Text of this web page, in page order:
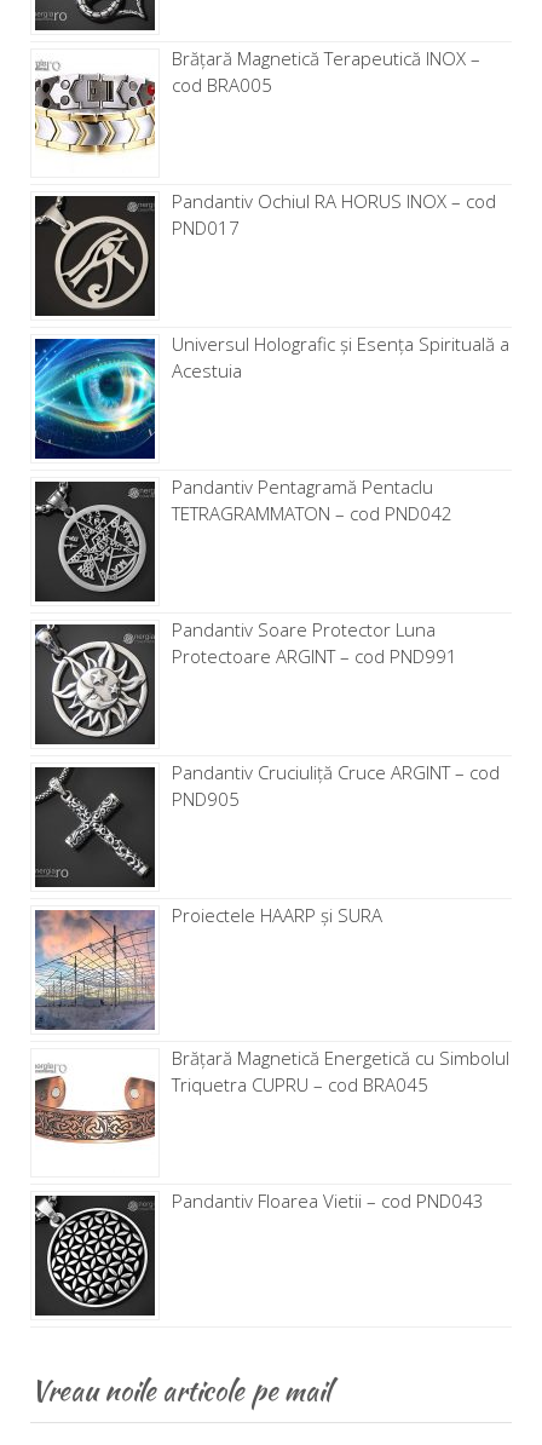
Brăţară Magnetică Terapeutică INOX –
cod BRA005
Pandantiv Ochiul RA HORUS INOX – cod
PND017
Universul Holografic și Esența Spirituală a
Acestuia
Pandantiv Pentagramă Pentaclu
TETRAGRAMMATON – cod PND042
Pandantiv Soare Protector Luna
Protectoare ARGINT – cod PND991
Pandantiv Cruciuliță Cruce ARGINT – cod
PND905
Proiectele HAARP și SURA
Brăţară Magnetică Energetică cu Simbolul
Triquetra CUPRU – cod BRA045
Pandantiv Floarea Vietii – cod PND043
Vreau noile articole pe mail